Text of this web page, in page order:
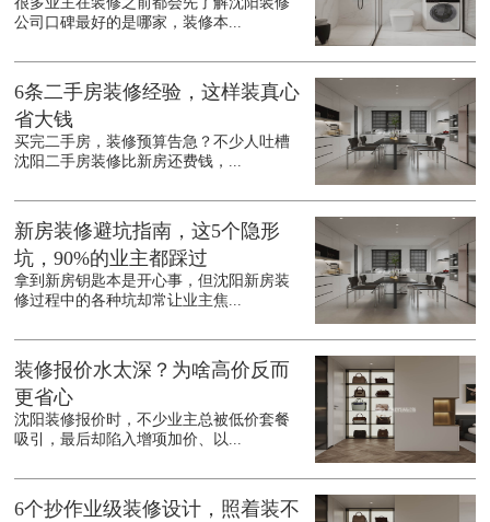
公司口碑最好的是哪家，装修本...
6条二手房装修经验，这样装真心
省大钱
买完二手房，装修预算告急？不少人吐槽
沈阳二手房装修比新房还费钱，...
新房装修避坑指南，这5个隐形
坑，90%的业主都踩过
拿到新房钥匙本是开心事，但沈阳新房装
修过程中的各种坑却常让业主焦...
装修报价水太深？为啥高价反而
更省心
沈阳装修报价时，不少业主总被低价套餐
吸引，最后却陷入增项加价、以...
6个抄作业级装修设计，照着装不